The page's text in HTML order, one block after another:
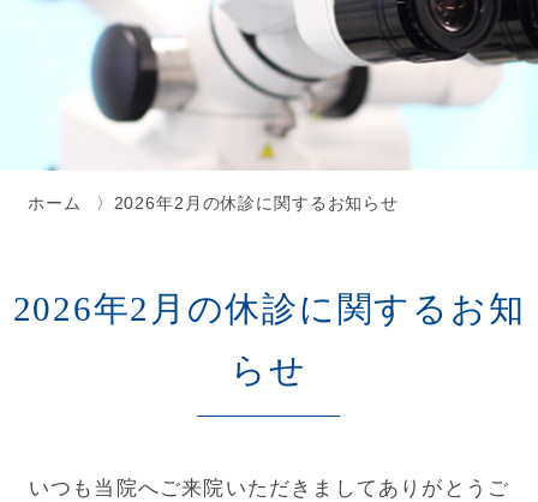
ホーム 2026年2月の休診に関するお知らせ
2026年2月の休診に関するお知
らせ
いつも当院へご来院いただきましてありがとうご